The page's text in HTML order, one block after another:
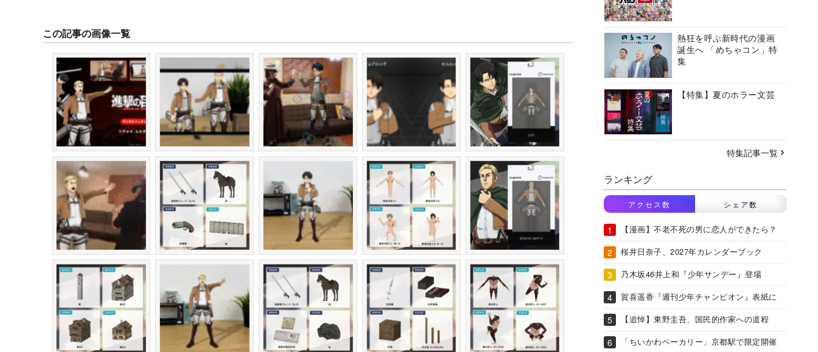
この記事の画像一覧
熱狂を呼ぶ新時代の漫画
誕生へ 「めちゃコン」特
集
【特集】夏のホラー文芸
特集記事一覧
ランキング
アクセス数 シェア数
【漫画】不老不死の男に恋人ができたら？
桜井日奈子、2027年カレンダーブック
乃木坂46井上和『少年サンデー』登場
賀喜遥香『週刊少年チャンピオン』表紙に
【追悼】東野圭吾、国民的作家への道程
「ちいかわベーカリー」京都駅で限定開催